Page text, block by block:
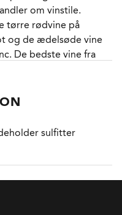
om vinstile.
tørre rødvine på
og de ædelsøde vine
De bedste vine fra
og søde hvide er
og stor
tidlige Bas-
dækker 2/3 dele af
Medoc består
sulfitter